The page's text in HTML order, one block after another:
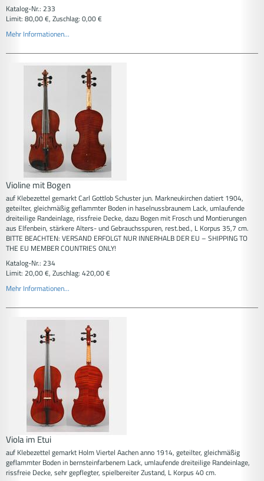
Katalog-Nr.: 233
Limit: 80,00 €, Zuschlag: 0,00 €
Mehr Informationen...
Violine mit Bogen
auf Klebezettel gemarkt Carl Gottlob Schuster jun. Markneukirchen datiert 1904,
geteilter, gleichmäßig geflammter Boden in haselnussbraunem Lack, umlaufende
dreiteilige Randeinlage, rissfreie Decke, dazu Bogen mit Frosch und Montierungen
aus Elfenbein, stärkere Alters- und Gebrauchsspuren, rest.bed., L Korpus 35,7 cm.
BITTE BEACHTEN: VERSAND ERFOLGT NUR INNERHALB DER EU – SHIPPING TO
THE EU MEMBER COUNTRIES ONLY!
Katalog-Nr.: 234
Limit: 20,00 €, Zuschlag: 420,00 €
Mehr Informationen...
Viola im Etui
auf Klebezettel gemarkt Holm Viertel Aachen anno 1914, geteilter, gleichmäßig
geflammter Boden in bernsteinfarbenem Lack, umlaufende dreiteilige Randeinlage,
rissfreie Decke, sehr gepflegter, spielbereiter Zustand, L Korpus 40 cm.